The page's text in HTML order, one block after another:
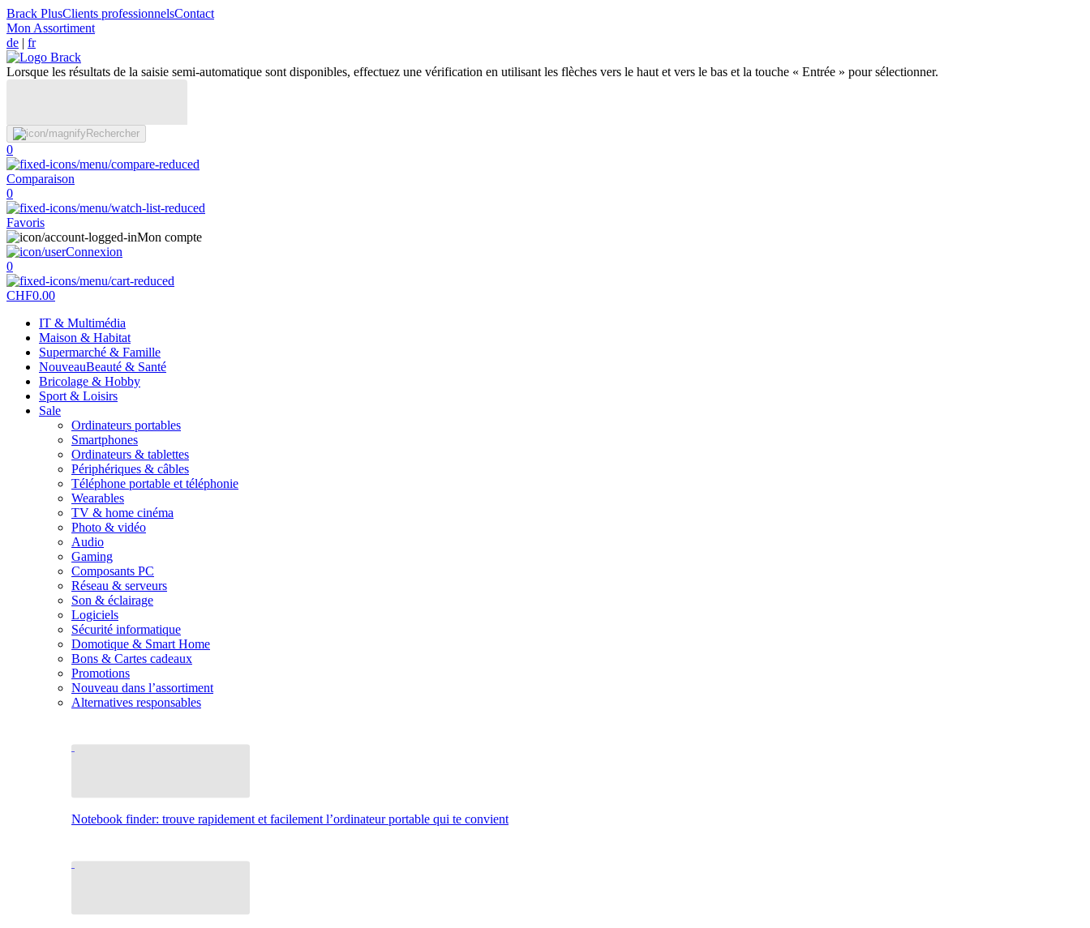
Brack PlusClients professionnelsContact
Mon Assortiment
de | fr
Lorsque les résultats de la saisie semi-automatique sont disponibles, effectuez une vérification en utilisant les flèches vers le haut et vers le bas et la touche « Entrée » pour sélectionner.
Rechercher
0
Comparaison
0
Favoris
Mon compte
Connexion
0
CHF0.00
IT & Multimédia
Maison & Habitat
Supermarché & Famille
NouveauBeauté & Santé
Bricolage & Hobby
Sport & Loisirs
Sale
Ordinateurs portables
Smartphones
Ordinateurs & tablettes
Périphériques & câbles
Téléphone portable et téléphonie
Wearables
TV & home cinéma
Photo & vidéo
Audio
Gaming
Composants PC
Réseau & serveurs
Son & éclairage
Logiciels
Sécurité informatique
Domotique & Smart Home
Bons & Cartes cadeaux
Promotions
Nouveau dans l’assortiment
Alternatives responsables
Notebook finder: trouve rapidement et facilement l’ordinateur portable qui te convient